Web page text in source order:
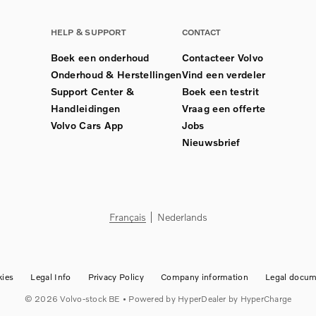
HELP & SUPPORT
Boek een onderhoud
Onderhoud & Herstellingen
Support Center &
Handleidingen
Volvo Cars App
CONTACT
Contacteer Volvo
Vind een verdeler
Boek een testrit
Vraag een offerte
Jobs
Nieuwsbrief
Français Nederlands
Legal Info Privacy Policy Company information Legal
© 2026 Volvo-stock BE • Powered by HyperDealer by HyperCharge